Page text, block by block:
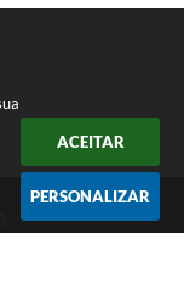
ACEITAR
PERSONALIZAR